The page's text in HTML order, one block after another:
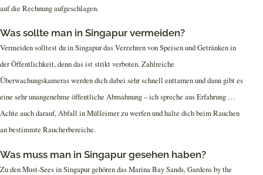
auf die Rechnung aufgeschlagen.
Was sollte man in Singapur vermeiden?
Vermeiden solltest du in Singapur das Verzehren von Speisen und Getränken in
der Öffentlichkeit, denn das ist strikt verboten. Zahlreiche
Überwachungskameras werden dich dabei sehr schnell enttarnen und dann gibt es
eine sehr unangenehme öffentliche Abmahnung – ich spreche aus Erfahrung …
Achte auch darauf, Abfall in Mülleimer zu werfen und halte dich beim Rauchen
an bestimmte Raucherbereiche.
Was muss man in Singapur gesehen haben?
Zu den Must-Sees in Singapur gehören das Marina Bay Sands, Gardens by the